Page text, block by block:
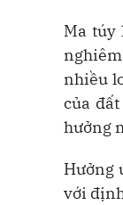
Ma túy
nhiều
của
hưởng
Hưởng
với